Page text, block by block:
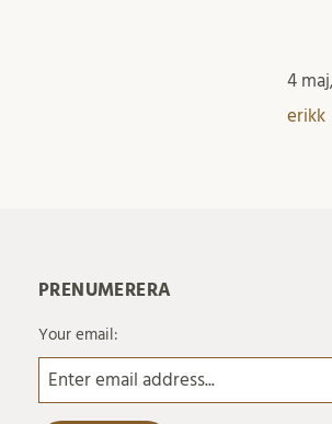
4
erikk
PRENUMERERA
Your email: